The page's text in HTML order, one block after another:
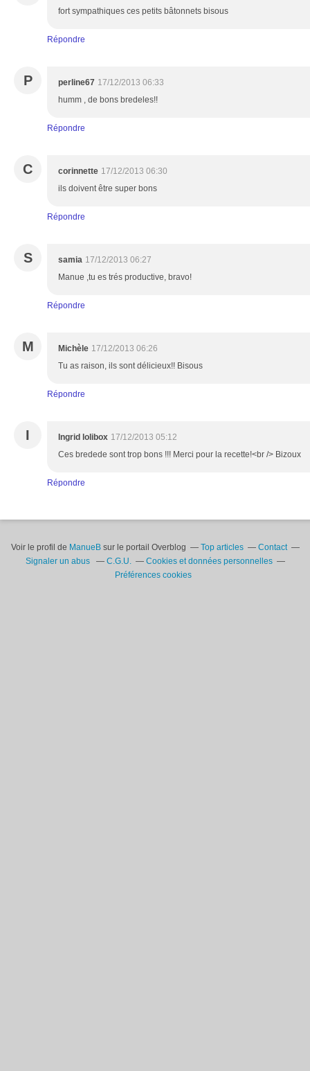
fort sympathiques ces petits bâtonnets bisous
Répondre
P perline67 17/12/2013 06:33
humm , de bons bredeles!!
Répondre
C corinnette 17/12/2013 06:30
ils doivent être super bons
Répondre
S samia 17/12/2013 06:27
Manue ,tu es trés productive, bravo!
Répondre
M Michèle 17/12/2013 06:26
Tu as raison, ils sont délicieux!! Bisous
Répondre
I Ingrid lolibox 17/12/2013 05:12
Ces bredede sont trop bons !!! Merci pour la recette!<br /> Bizoux
Répondre
Voir le profil de ManueBsur le portail Overblog Top articles
Contact
Signaler un abus
C.G.U.
Cookies et données personnelles
Préférences cookies